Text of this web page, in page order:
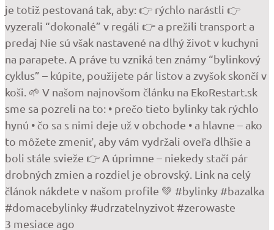
je totiž pestovaná tak, aby: 👉 rýchlo narástli 👉
vyzerali “dokonalé” v regáli 👉 a prežili transport a
predaj Nie sú však nastavené na dlhý život v kuchyni
na parapete. A práve tu vzniká ten známy “bylinkový
cyklus” – kúpite, použijete pár listov a zvyšok skončí v
koši. 🌱 V našom najnovšom článku na EkoRestart.sk
sme sa pozreli na to: • prečo tieto bylinky tak rýchlo
hynú • čo sa s nimi deje už v obchode • a hlavne – ako
to môžete zmeniť, aby vám vydržali oveľa dlhšie a
boli stále svieže 👉 A úprimne – niekedy stačí pár
drobných zmien a rozdiel je obrovský. Link na celý
článok nákdete v našom profile 💚 #bylinky #bazalka
#domacebylinky #udrzatelnyzivot #zerowaste
3 mesiace ago